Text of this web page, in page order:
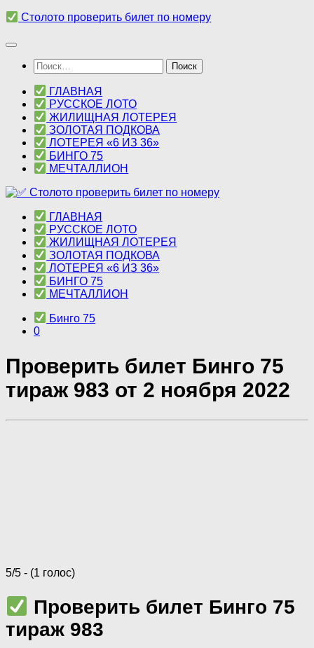
Перейти
содержимому
Столото проверить билет по номеру
Найти:
ГЛАВНАЯ
РУССКОЕ ЛОТО
ЖИЛИЩНАЯ ЛОТЕРЕЯ
ЗОЛОТАЯ ПОДКОВА
ЛОТЕРЕЯ «6 ИЗ 36»
БИНГО 75
МЕЧТАЛЛИОН
ГЛАВНАЯ
РУССКОЕ ЛОТО
ЖИЛИЩНАЯ ЛОТЕРЕЯ
ЗОЛОТАЯ ПОДКОВА
ЛОТЕРЕЯ «6 ИЗ 36»
БИНГО 75
МЕЧТАЛЛИОН
Бинго 75
0
Проверить билет Бинго 75
тираж 983 от 2 ноября 2022
5/5 - (1 голос)
Проверить билет Бинго 75
тираж 983